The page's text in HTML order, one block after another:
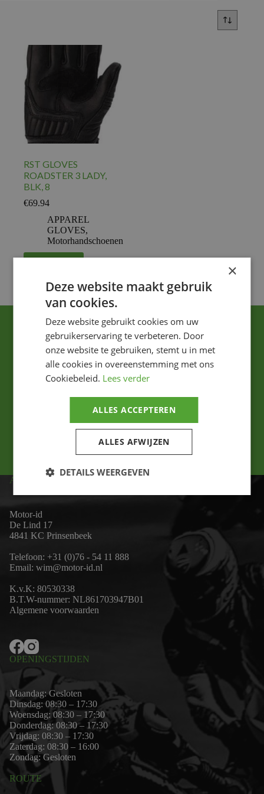
RST GLOVES
ROADSTER 3 LADY,
BLK, 8
€69.94
APPAREL
GLOVES,
Motorhandschoenen
ADRES
Motor-id
De Lind 17
4841 KC Prinsenbeek
Telefoon: +31 (0)76 - 54 11 888
Email: wim@motor-id.nl
K.v.K: 80530338
B.T.W-nummer: NL861703947B01
Algemene voorwaarden
OPENINGSTIJDEN
Maandag: Gesloten
Dinsdag: 08:30 – 17:30
Woensdag: 08:30 – 17:30
Donderdag: 08:30 – 17:30
Vrijdag: 08:30 – 17:30
Zaterdag: 08:30 – 16:00
Zondag: Gesloten
ROUTE
×
Deze website maakt gebruik
van cookies.
Deze website gebruikt cookies om uw
gebruikerservaring te verbeteren. Door
onze website te gebruiken, stemt u in met
alle cookies in overeenstemming met ons
Cookiebeleid. Lees verder
ALLES ACCEPTEREN
ALLES AFWIJZEN
DETAILS WEERGEVEN